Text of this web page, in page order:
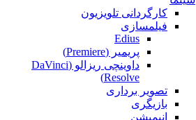
کارگردانی تلویزیون
فیلمسازی
Edius
پریمیر (Premiere)
داوینچی ریزالو (DaVinci
Resolve)
تصویر برداری
بازیگری
انیمیشن